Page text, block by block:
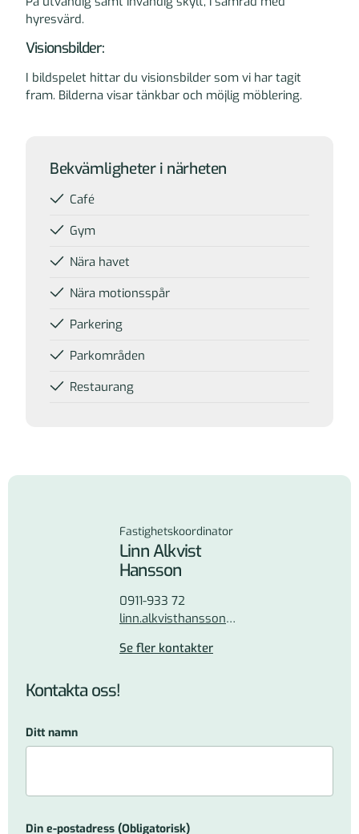
hyresvärd.
Visionsbilder:
I bildspelet hittar du visionsbilder som vi har tagit
fram. Bilderna visar tänkbar och möjlig möblering.
Bekvämligheter i närheten
Café
Gym
Nära havet
Nära motionsspår
Parkering
Parkområden
Restaurang
Kontakta oss
Fastighetskoordinator
Linn Alkvist
Hansson
0911-933 72
linn.alkvisthansson@pnf.se
Se fler kontakter
Kontakta oss!
Ditt namn
Din e-postadress (Obligatorisk)